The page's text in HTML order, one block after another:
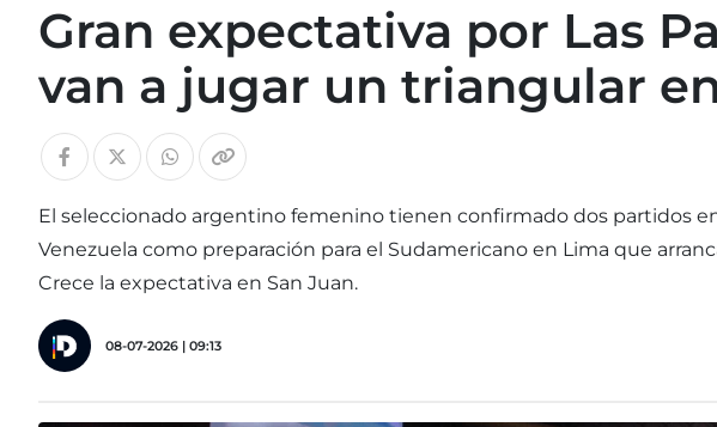
Gran expectativa por Las
van a jugar un triangular
El seleccionado argentino femenino tienen confirmado dos partidos
Venezuela como preparación para el Sudamericano en Lima que
Crece la expectativa en San Juan.
08-07-2026 | 09:13